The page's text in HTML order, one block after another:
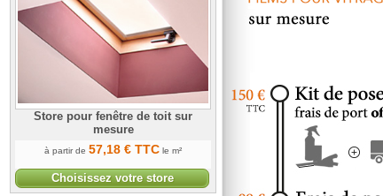
Store pour fenêtre de toit sur
mesure
à partir de 57,18 € TTC le m²
Choisissez votre store